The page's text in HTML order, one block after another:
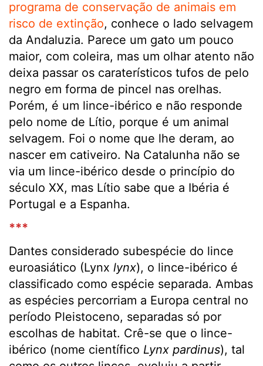
programa de conservação de animais em
risco de extinção, conhece o lado selvagem
da Andaluzia. Parece um gato um pouco
maior, com coleira, mas um olhar atento não
deixa passar os caraterísticos tufos de pelo
negro em forma de pincel nas orelhas.
Porém, é um lince-ibérico e não responde
pelo nome de Lítio, porque é um animal
selvagem. Foi o nome que lhe deram, ao
nascer em cativeiro. Na Catalunha não se
via um lince-ibérico desde o princípio do
século XX, mas Lítio sabe que a Ibéria é
Portugal e a Espanha.
***
Dantes considerado subespécie do lince
euroasiático (Lynx lynx), o lince-ibérico é
classificado como espécie separada. Ambas
as espécies percorriam a Europa central no
período Pleistoceno, separadas só por
escolhas de habitat. Crê-se que o lince-
ibérico (nome científico Lynx pardinus), tal